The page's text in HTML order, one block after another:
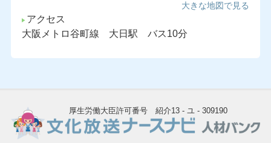
大きな地図で見る
アクセス
大阪メトロ谷町線 大日駅 バス10分
厚生労働大臣許可番号 紹介13 - ユ - 309190